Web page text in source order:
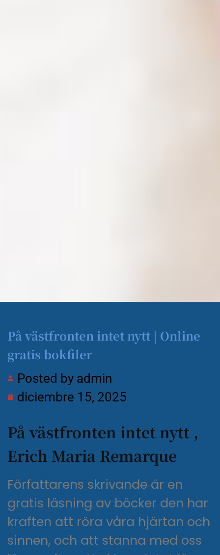
På västfronten intet nytt | Online
gratis bokfiler
Posted by admin
diciembre 15, 2025
På västfronten intet nytt ,
Erich Maria Remarque
Författarens skrivande är en
gratis läsning av böcker den har
kraften att röra våra hjärtan och
sinnen, och att stanna med oss